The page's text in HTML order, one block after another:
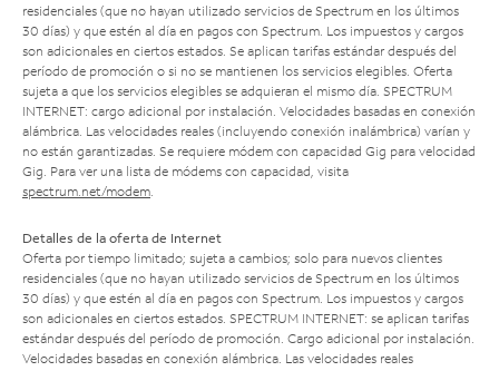
residenciales (que no hayan utilizado servicios de Spectrum en los últimos
30 días) y que estén al día en pagos con Spectrum. Los impuestos y cargos
son adicionales en ciertos estados. Se aplican tarifas estándar después del
período de promoción o si no se mantienen los servicios elegibles. Oferta
sujeta a que los servicios elegibles se adquieran el mismo día. SPECTRUM
INTERNET: cargo adicional por instalación. Velocidades basadas en conexión
alámbrica. Las velocidades reales (incluyendo conexión inalámbrica) varían y
no están garantizadas. Se requiere módem con capacidad Gig para velocidad
Gig. Para ver una lista de módems con capacidad, visita
spectrum.net/modem
Detalles de la oferta de Internet
Oferta por tiempo limitado; sujeta a cambios; solo para nuevos clientes
residenciales (que no hayan utilizado servicios de Spectrum en los últimos
30 días) y que estén al día en pagos con Spectrum. Los impuestos y cargos
son adicionales en ciertos estados. SPECTRUM INTERNET: se aplican tarifas
estándar después del período de promoción. Cargo adicional por instalación.
Velocidades basadas en conexión alámbrica. Las velocidades reales